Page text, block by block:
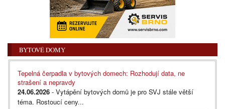
BYTOVÉ DOMY
Tepelná čerpadla v bytových domech: Rozhodují data, ne
strašení a nepravdy
24.06.2026 - Vytápění bytových domů je pro SVJ stále větší
téma. Rostoucí ceny...